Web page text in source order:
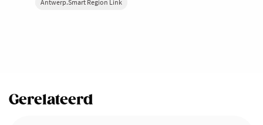
Antwerp.Smart Region Link
Gerelateerd